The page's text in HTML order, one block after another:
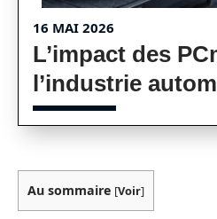
16 MAI 2026
L’impact des
l’industrie
Au sommaire [Voir]